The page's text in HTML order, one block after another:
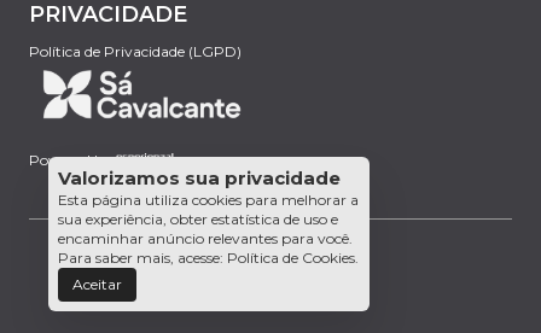
PRIVACIDADE
Política de Privacidade (LGPD)
Powered by:
Valorizamos sua privacidade
Esta página utiliza cookies para melhorar a
sua experiência, obter estatística de uso e
encaminhar anúncio relevantes para você.
Para saber mais, acesse: Política de Cookies.
Aceitar